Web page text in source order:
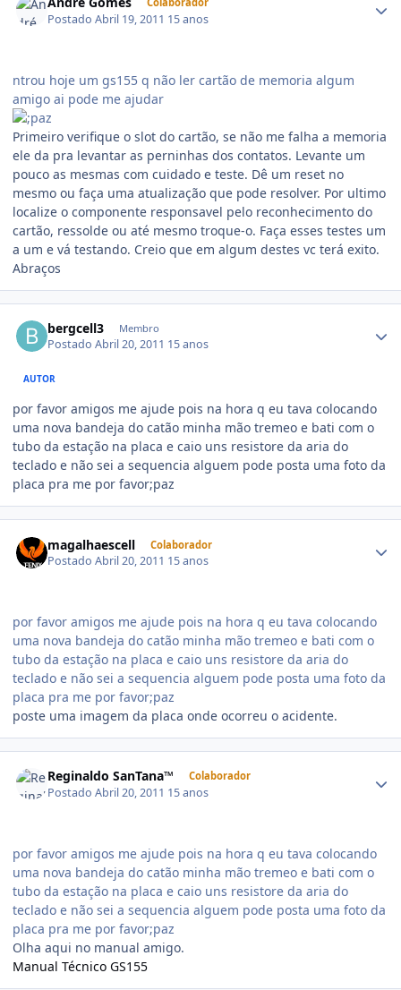
PostadoAbril 19, 2011 15 anos
ntrou hoje um gs155 q não ler cartão de memoria algum
amigo ai pode me ajudar
Primeiro verifique o slot do cartão, se não me falha a memoria
ele da pra levantar as perninhas dos contatos. Levante um
pouco as mesmas com cuidado e teste. Dê um reset no
mesmo ou faça uma atualização que pode resolver. Por ultimo
localize o componente responsavel pelo reconhecimento do
cartão, ressolde ou até mesmo troque-o. Faça esses testes um
a um e vá testando. Creio que em algum destes vc terá exito.
Abraços
bergcell3 Membro
PostadoAbril 20, 2011 15 anos
AUTOR
por favor amigos me ajude pois na hora q eu tava colocando
uma nova bandeja do catão minha mão tremeo e bati com o
tubo da estação na placa e caio uns resistore da aria do
teclado e não sei a sequencia alguem pode posta uma foto da
placa pra me por favor;paz
magalhaescell Colaborador
PostadoAbril 20, 2011 15 anos
por favor amigos me ajude pois na hora q eu tava colocando
uma nova bandeja do catão minha mão tremeo e bati com o
tubo da estação na placa e caio uns resistore da aria do
teclado e não sei a sequencia alguem pode posta uma foto da
placa pra me por favor;paz
poste uma imagem da placa onde ocorreu o acidente.
Reginaldo SanTana™ Colaborador
PostadoAbril 20, 2011 15 anos
por favor amigos me ajude pois na hora q eu tava colocando
uma nova bandeja do catão minha mão tremeo e bati com o
tubo da estação na placa e caio uns resistore da aria do
teclado e não sei a sequencia alguem pode posta uma foto da
placa pra me por favor;paz
Olha aqui no manual amigo.
Manual Técnico GS155